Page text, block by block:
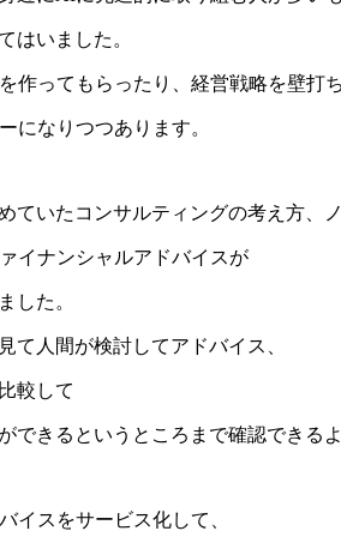
はいました。
作ってもらったり、経営戦略を壁打
になりつつあります。
ていたコンサルティングの考え方、
イナンシャルアドバイスが
した。
て人間が検討してアドバイス、
較して
できるというところまで確認できる
イスをサービス化して、